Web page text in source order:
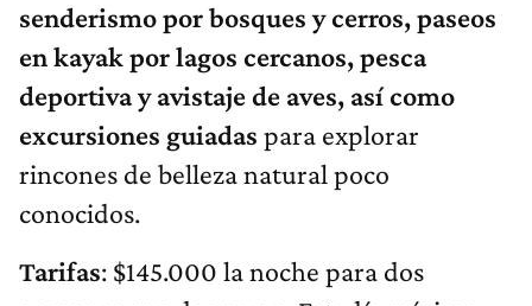
senderismo por bosques y cerros, paseos
en kayak por lagos cercanos, pesca
deportiva y avistaje de aves, así como
excursiones guiadas para explorar
rincones de belleza natural poco
conocidos.
Tarifas: $145.000 la noche para dos